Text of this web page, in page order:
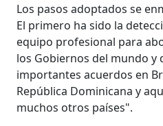
Los pasos adoptados se
El primero ha sido la
equipo profesional para
los Gobiernos del mundo y
importantes acuerdos en
República Dominicana y
muchos otros países".